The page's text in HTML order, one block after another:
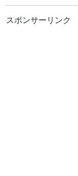
スポンサーリンク